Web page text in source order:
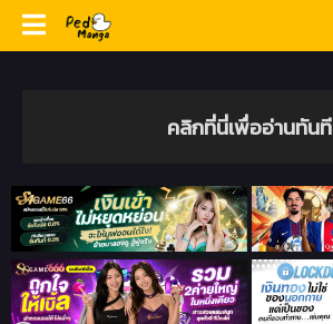
คลิกที่นี่เพื่ออ่านทันที